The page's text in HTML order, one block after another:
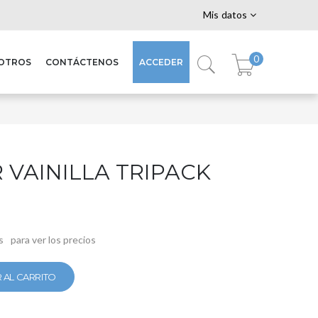
Mis datos
CONTÁCTENOS ACCEDER 0
TRIPACK
para ver los precios
AL CARRITO